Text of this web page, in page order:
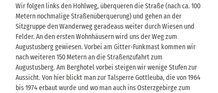
Wir folgen links den Hohlweg, überqueren die Straße (nach ca. 100
Metern nochmalige Straßenüberquerung) und gehen an der
Sitzgruppe den Wanderweg geradeaus weiter durch Wiesen und
Felder. An den ersten Wohnhäusern wird uns der Weg zum
Augustusberg gewiesen. Vorbei am Gitter-Funkmast kommen wir
nach weiteren 150 Metern an die Straßenzufahrt zum
Augustusberg. Am Berghotel vorbei steigen wir wenige Stufen zur
Aussicht. Von hier blickt man zur Talsperre Gottleuba, die von 1964
bis 1974 erbaut wurde und wo man auch ins Osterzgebirge zum